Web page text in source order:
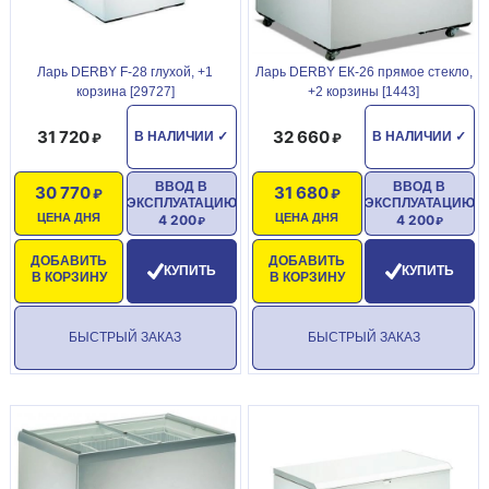
Ларь DERBY F-28 глухой, +1
корзина [29727]
В НАЛИЧИИ ✓
31 720
ЦЕНА ДНЯ
30 770
ДОБАВИТЬ
В КОРЗИНУ
ВВОД В
ЭКСПЛУАТАЦИЮ
4 200
КУПИТЬ
БЫСТРЫЙ ЗАКАЗ
Ларь DERBY ЕК-26 прямое стекло,
+2 корзины [1443]
В НАЛИЧИИ ✓
32 660
ЦЕНА ДНЯ
31 680
ДОБАВИТЬ
В КОРЗИНУ
ВВОД В
ЭКСПЛУАТАЦИЮ
4 200
КУПИТЬ
БЫСТРЫЙ ЗАКАЗ